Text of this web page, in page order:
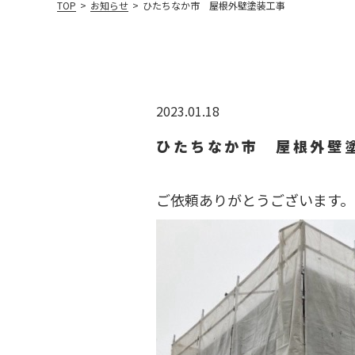
TOP > お知らせ > ひたちなか市 屋根外壁塗装工事
2023.01.18
ひたちなか市 屋根外壁
ご依頼ありがとうございます。